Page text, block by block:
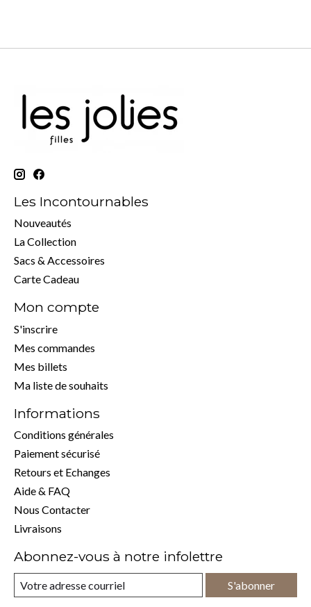
Les Incontournables
Nouveautés
La Collection
Sacs & Accessoires
Carte Cadeau
Mon compte
S'inscrire
Mes commandes
Mes billets
Ma liste de souhaits
Informations
Conditions générales
Paiement sécurisé
Retours et Echanges
Aide & FAQ
Nous Contacter
Livraisons
Abonnez-vous à notre infolettre
S'abonner